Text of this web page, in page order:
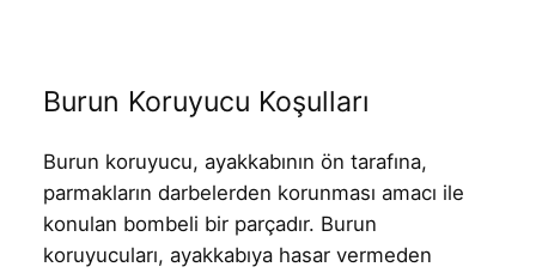
Burun Koruyucu Koşulları
Burun koruyucu, ayakkabının ön tarafına,
parmakların darbelerden korunması amacı ile
konulan bombeli bir parçadır. Burun
koruyucuları, ayakkabıya hasar vermeden